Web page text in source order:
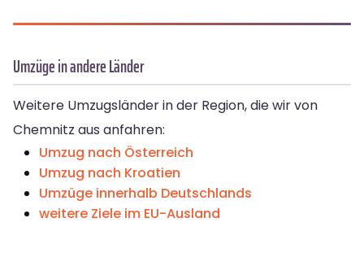
Umzüge in andere Länder
Weitere Umzugsländer in der Region, die wir von
Chemnitz aus anfahren:
Umzug nach Österreich
Umzug nach Kroatien
Umzüge innerhalb Deutschlands
weitere Ziele im EU-Ausland